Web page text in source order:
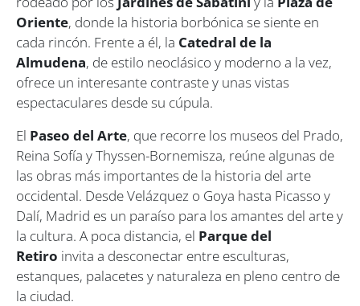
Oriente, donde la historia borbónica se siente en
cada rincón. Frente a él, la Catedral de la
Almudena, de estilo neoclásico y moderno a la vez,
ofrece un interesante contraste y unas vistas
espectaculares desde su cúpula.
El Paseo del Arte, que recorre los museos del Prado,
Reina Sofía y Thyssen-Bornemisza, reúne algunas de
las obras más importantes de la historia del arte
occidental. Desde Velázquez o Goya hasta Picasso y
Dalí, Madrid es un paraíso para los amantes del arte y
la cultura. A poca distancia, el Parque del
Retiro invita a desconectar entre esculturas,
estanques, palacetes y naturaleza en pleno centro de
la ciudad.